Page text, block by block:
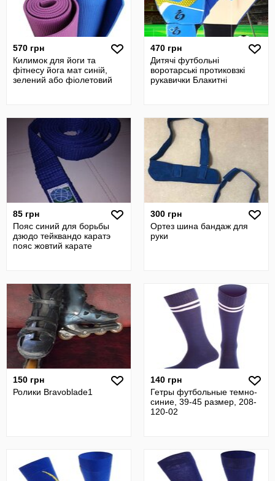
570 грн
Килимок для йоги та
фітнесу йога мат синій,
зелений або фіолетовий
470 грн
Дитячі футбольні
воротарські протиковзкі
рукавички Блакитні
85 грн
Пояс синий для борьбы
дзюдо тейквандо каратэ
пояс жовтий карате
300 грн
Ортез шина бандаж для
руки
150 грн
Ролики Bravoblade1
140 грн
Гетры футбольные темно-
синие, 39-45 размер, 208-
120-02